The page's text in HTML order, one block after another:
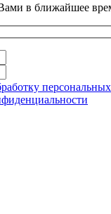
в ближайшее
персональных